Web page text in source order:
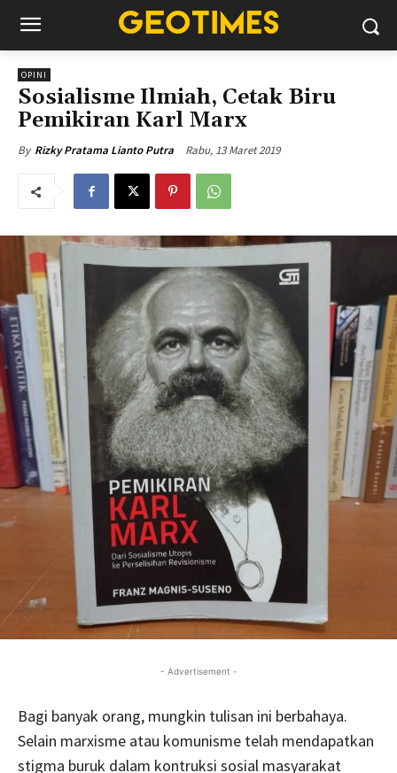
OPINI
Sosialisme Ilmiah, Cetak Biru
Pemikiran Karl Marx
By Rizky Pratama Lianto Putra Rabu, 13 Maret 2019
- Advertisement -
Bagi banyak orang, mungkin tulisan ini berbahaya.
Selain marxisme atau komunisme telah mendapatkan
stigma buruk dalam kontruksi sosial masyarakat